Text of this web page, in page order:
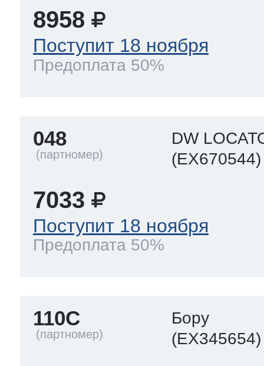
8958
Поступит 18 ноября
Предоплата 50%
048
DW
(EX670544)
7033
Поступит 18 ноября
Предоплата 50%
110C
Бору
(EX345654)